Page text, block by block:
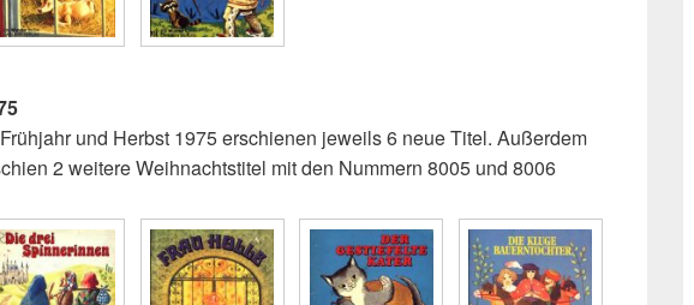
und Herbst 1975 erschienen jeweils 6 neue Titel. Außerdem
2 weitere Weihnachtstitel mit den Nummern 8005 und 8006